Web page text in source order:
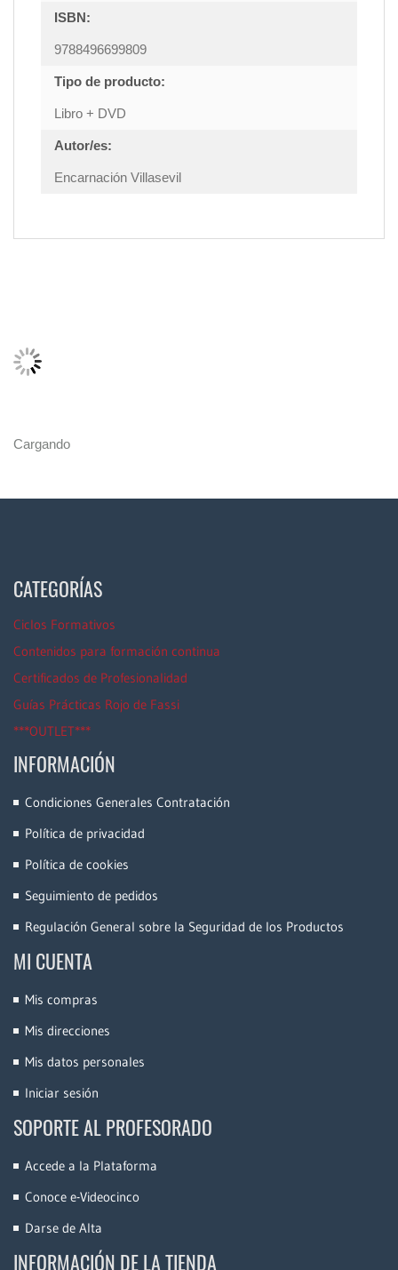
ISBN:
9788496699809
Tipo de producto:
Libro + DVD
Autor/es:
Encarnación Villasevil
Cargando
CATEGORÍAS
Ciclos Formativos
Contenidos para formación continua
Certificados de Profesionalidad
Guías Prácticas Rojo de Fassi
***OUTLET***
INFORMACIÓN
Condiciones Generales Contratación
Política de privacidad
Política de cookies
Seguimiento de pedidos
Regulación General sobre la Seguridad de los Productos
MI CUENTA
Mis compras
Mis direcciones
Mis datos personales
Iniciar sesión
SOPORTE AL PROFESORADO
Accede a la Plataforma
Conoce e-Videocinco
Darse de Alta
INFORMACIÓN DE LA TIENDA